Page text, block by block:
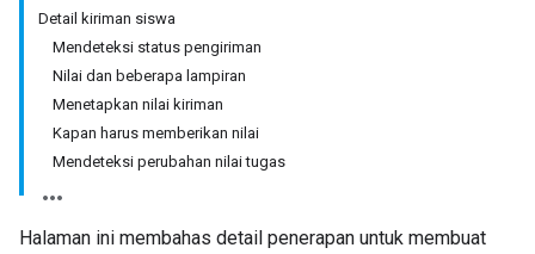
Detail kiriman siswa
Mendeteksi status pengiriman
Nilai dan beberapa lampiran
Menetapkan nilai kiriman
Kapan harus memberikan nilai
Mendeteksi perubahan nilai tugas
Halaman ini membahas detail penerapan untuk membuat